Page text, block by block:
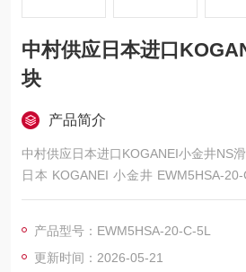
中村供应日本进口
块
产品简介
中村供应日本进口KOGANEI小金井NS
日本 KOGANEI 小金井 EWM5HSA-
NS 滑块，为 2 相步进电机驱动的高推
优势是小型薄型、高刚性直线导轨、多
适配精密组装、压入检测与自动化点位搬
产品型号：EWM5HSA-20-C-5L
更新时间：2026-05-21